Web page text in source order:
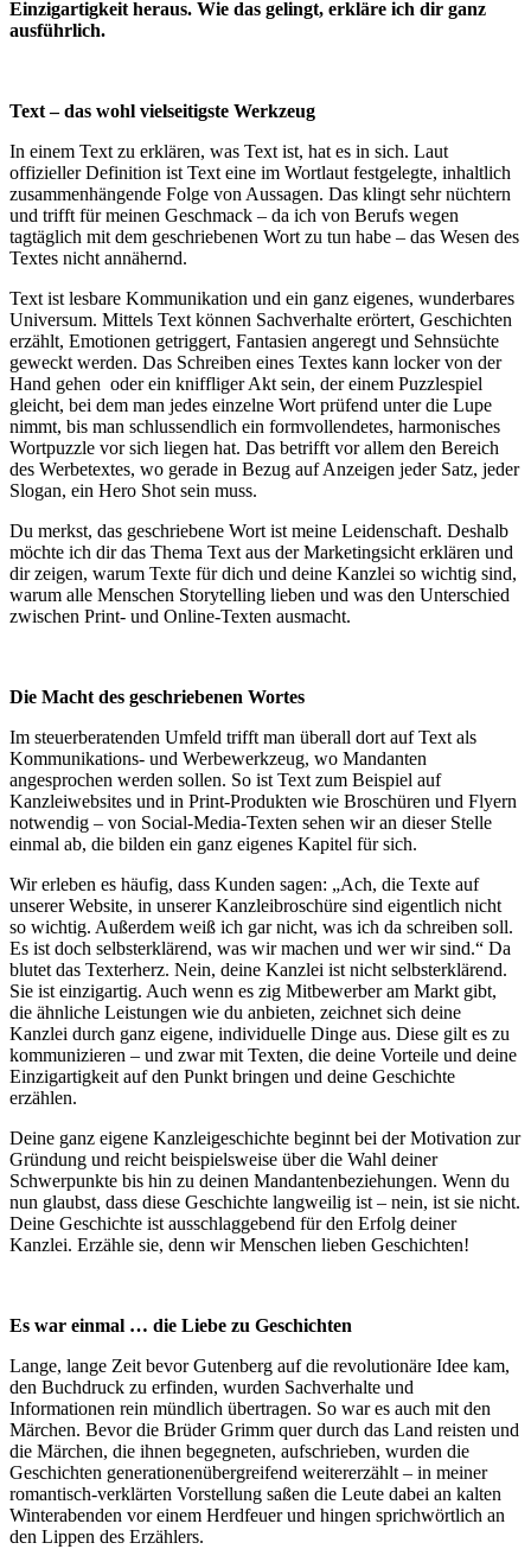
Einzigartigkeit heraus. Wie das gelingt, erkläre ich dir ganz
ausführlich.
Text – das wohl vielseitigste Werkzeug
In einem Text zu erklären, was Text ist, hat es in sich. Laut
offizieller Definition ist Text eine im Wortlaut festgelegte, inhaltlich
zusammenhängende Folge von Aussagen. Das klingt sehr nüchtern
und trifft für meinen Geschmack – da ich von Berufs wegen
tagtäglich mit dem geschriebenen Wort zu tun habe – das Wesen des
Textes nicht annähernd.
Text ist lesbare Kommunikation und ein ganz eigenes, wunderbares
Universum. Mittels Text können Sachverhalte erörtert, Geschichten
erzählt, Emotionen getriggert, Fantasien angeregt und Sehnsüchte
geweckt werden. Das Schreiben eines Textes kann locker von der
Hand gehen oder ein kniffliger Akt sein, der einem Puzzlespiel
gleicht, bei dem man jedes einzelne Wort prüfend unter die Lupe
nimmt, bis man schlussendlich ein formvollendetes, harmonisches
Wortpuzzle vor sich liegen hat. Das betrifft vor allem den Bereich
des Werbetextes, wo gerade in Bezug auf Anzeigen jeder Satz, jeder
Slogan, ein Hero Shot sein muss.
Du merkst, das geschriebene Wort ist meine Leidenschaft. Deshalb
möchte ich dir das Thema Text aus der Marketingsicht erklären und
dir zeigen, warum Texte für dich und deine Kanzlei so wichtig sind,
warum alle Menschen Storytelling lieben und was den Unterschied
zwischen Print- und Online-Texten ausmacht.
Die Macht des geschriebenen Wortes
Im steuerberatenden Umfeld trifft man überall dort auf Text als
Kommunikations- und Werbewerkzeug, wo Mandanten
angesprochen werden sollen. So ist Text zum Beispiel auf
Kanzleiwebsites und in Print-Produkten wie Broschüren und Flyern
notwendig – von Social-Media-Texten sehen wir an dieser Stelle
einmal ab, die bilden ein ganz eigenes Kapitel für sich.
Wir erleben es häufig, dass Kunden sagen: „Ach, die Texte auf
unserer Website, in unserer Kanzleibroschüre sind eigentlich nicht
so wichtig. Außerdem weiß ich gar nicht, was ich da schreiben soll.
Es ist doch selbsterklärend, was wir machen und wer wir sind.“ Da
blutet das Texterherz. Nein, deine Kanzlei ist nicht selbsterklärend.
Sie ist einzigartig. Auch wenn es zig Mitbewerber am Markt gibt,
die ähnliche Leistungen wie du anbieten, zeichnet sich deine
Kanzlei durch ganz eigene, individuelle Dinge aus. Diese gilt es zu
kommunizieren – und zwar mit Texten, die deine Vorteile und deine
Einzigartigkeit auf den Punkt bringen und deine Geschichte
erzählen.
Deine ganz eigene Kanzleigeschichte beginnt bei der Motivation zur
Gründung und reicht beispielsweise über die Wahl deiner
Schwerpunkte bis hin zu deinen Mandantenbeziehungen. Wenn du
nun glaubst, dass diese Geschichte langweilig ist – nein, ist sie nicht.
Deine Geschichte ist ausschlaggebend für den Erfolg deiner
Kanzlei. Erzähle sie, denn wir Menschen lieben Geschichten!
Es war einmal … die Liebe zu Geschichten
Lange, lange Zeit bevor Gutenberg auf die revolutionäre Idee kam,
den Buchdruck zu erfinden, wurden Sachverhalte und
Informationen rein mündlich übertragen. So war es auch mit den
Märchen. Bevor die Brüder Grimm quer durch das Land reisten und
die Märchen, die ihnen begegneten, aufschrieben, wurden die
Geschichten generationenübergreifend weitererzählt – in meiner
romantisch-verklärten Vorstellung saßen die Leute dabei an kalten
Winterabenden vor einem Herdfeuer und hingen sprichwörtlich an
den Lippen des Erzählers.